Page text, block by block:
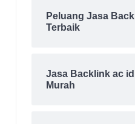
Peluang Jasa
Terbaik
Jasa Backlink ac
Murah